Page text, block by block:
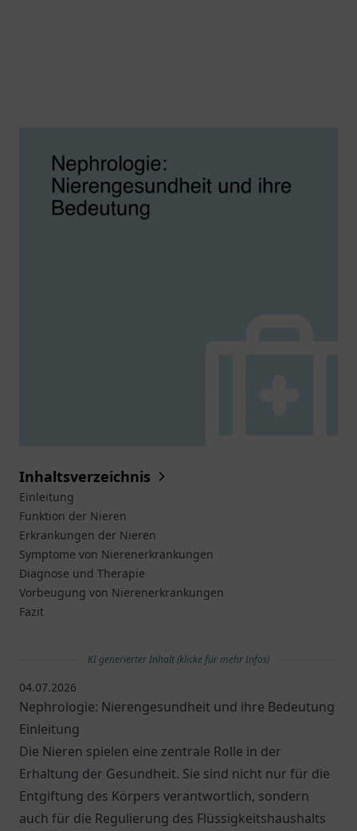
Inhaltsverzeichnis
Einleitung
Funktion der Nieren
Erkrankungen der Nieren
Symptome von Nierenerkrankungen
Diagnose und Therapie
Vorbeugung von Nierenerkrankungen
Fazit
KI generierter Inhalt (klicke für mehr Infos)
04.07.2026
Nephrologie: Nierengesundheit und ihre Bedeutung
Einleitung
Die Nieren spielen eine zentrale Rolle in der
Erhaltung der Gesundheit. Sie sind nicht nur für die
Entgiftung des Körpers verantwortlich, sondern
auch für die Regulierung des Flüssigkeitshaushalts